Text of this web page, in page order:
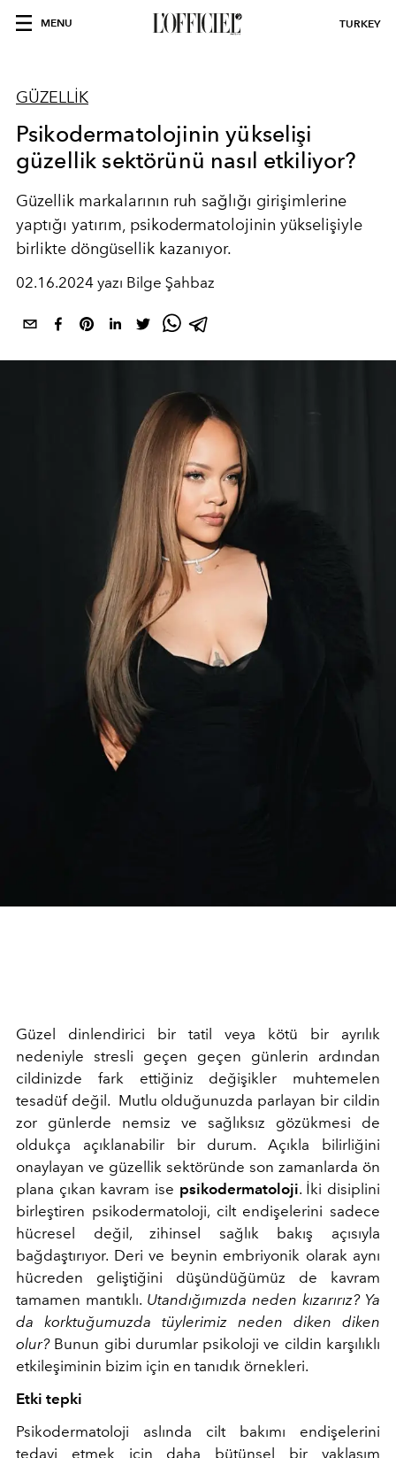
MENU TURKEY
GÜZELLİK
Psikodermatolojinin yükselişi
güzellik sektörünü nasıl etkiliyor?
Güzellik markalarının ruh sağlığı girişimlerine
yaptığı yatırım, psikodermatolojinin yükselişiyle
birlikte döngüsellik kazanıyor.
02.16.2024 yazı Bilge Şahbaz
Güzel dinlendirici bir tatil veya kötü bir ayrılık
nedeniyle stresli geçen geçen günlerin ardından
cildinizde fark ettiğiniz değişikler muhtemelen
tesadüf değil. Mutlu olduğunuzda parlayan bir cildin
zor günlerde nemsiz ve sağlıksız gözükmesi de
oldukça açıklanabilir bir durum. Açıkla bilirliğini
onaylayan ve güzellik sektöründe son zamanlarda ön
plana çıkan kavram ise psikodermatoloji. İki disiplini
birleştiren psikodermatoloji, cilt endişelerini sadece
hücresel değil, zihinsel sağlık bakış açısıyla
bağdaştırıyor. Deri ve beynin embriyonik olarak aynı
hücreden geliştiğini düşündüğümüz de kavram
tamamen mantıklı. Utandığımızda neden kızarırız? Ya
da korktuğumuzda tüylerimiz neden diken diken
olur? Bunun gibi durumlar psikoloji ve cildin karşılıklı
etkileşiminin bizim için en tanıdık örnekleri.
Etki tepki
Psikodermatoloji aslında cilt bakımı endişelerini
tedavi etmek için daha bütünsel bir yaklaşım